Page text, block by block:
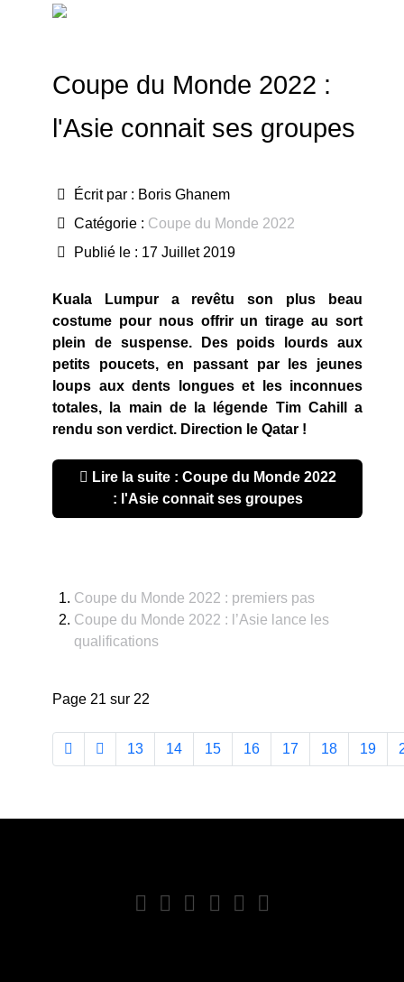
Coupe du Monde 2022 :
l'Asie connait ses groupes
Écrit par : Boris Ghanem
Catégorie : Coupe du Monde 2022
Publié le : 17 Juillet 2019
Kuala Lumpur a revêtu son plus beau
costume pour nous offrir un tirage au sort
plein de suspense. Des poids lourds aux
petits poucets, en passant par les jeunes
loups aux dents longues et les inconnues
totales, la main de la légende Tim Cahill a
rendu son verdict. Direction le Qatar !
Lire la suite : Coupe du Monde 2022
: l'Asie connait ses groupes
Coupe du Monde 2022 : premiers pas
Coupe du Monde 2022 : l’Asie lance les
qualifications
Page 21 sur 22
13 14 15 16 17 18 19